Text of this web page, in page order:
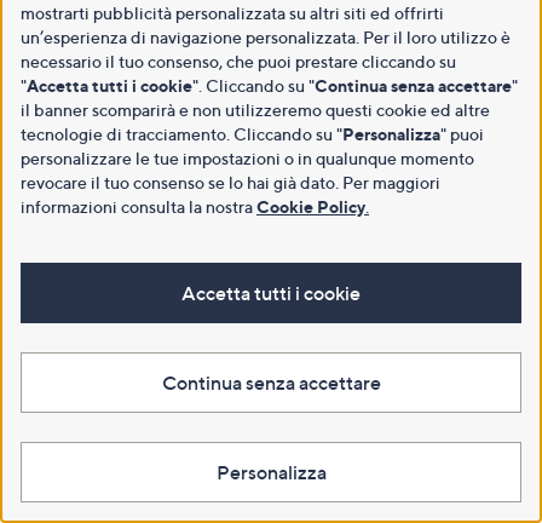
mostrarti pubblicità personalizzata su altri siti ed offrirti
un’esperienza di navigazione personalizzata. Per il loro utilizzo è
necessario il tuo consenso, che puoi prestare cliccando su
"Accetta tutti i cookie". Cliccando su "Continua senza accettare"
il banner scomparirà e non utilizzeremo questi cookie ed altre
tecnologie di tracciamento. Cliccando su "Personalizza" puoi
personalizzare le tue impostazioni o in qualunque momento
revocare il tuo consenso se lo hai già dato. Per maggiori
informazioni consulta la nostraCookie Policy
Accetta tutti i cookie
Continua senza accettare
Personalizza